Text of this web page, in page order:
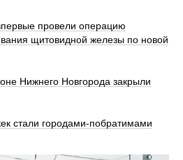
провели операцию
щитовидной железы по новой
Нижнего Новгорода закрыли
стали городами-побратимами